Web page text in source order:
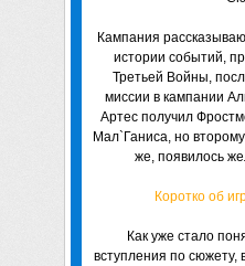
Кампания
истории событий,
Третьей Войны,
миссии в кампании
Артес получил
Мал`Ганиса, но
же, появилось
Коротко об
Как уже стало
вступления по сюжету,